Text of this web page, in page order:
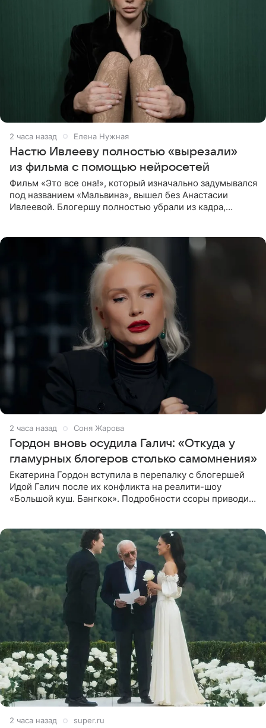
2 часа назад Елена Нужная
Настю Ивлееву полностью «вырезали»
из фильма с помощью нейросетей
Фильм «Это все она!», который изначально задумывался
под названием «Мальвина», вышел без Анастасии
Ивлеевой. Блогершу полностью убрали из кадра,
2 часа назад Соня Жарова
Гордон вновь осудила Галич: «Откуда у
гламурных блогеров столько самомнения»
Екатерина Гордон вступила в перепалку с блогершей
Идой Галич после их конфликта на реалити-шоу
«Большой куш. Бангкок». Подробности ссоры приводит
2 часа назад super.ru